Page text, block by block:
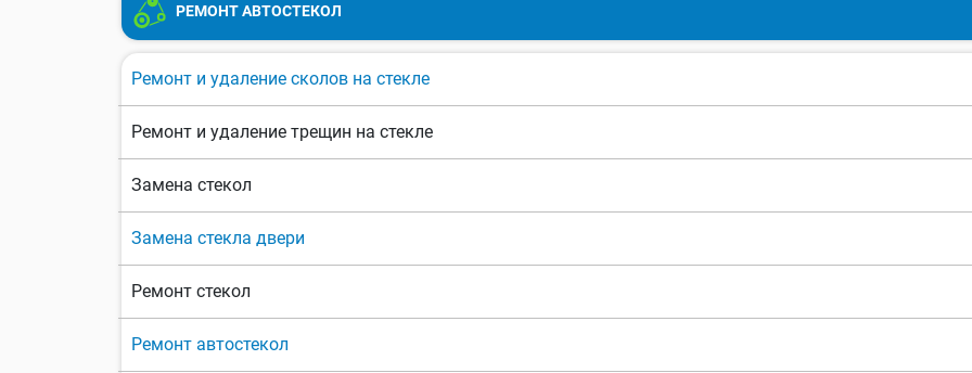
РЕМОНТ АВТОСТЕКОЛ
Ремонт и удаление сколов на стекле
Ремонт и удаление трещин на стекле
Замена стекол
Замена стекла двери
Ремонт стекол
Ремонт автостекол